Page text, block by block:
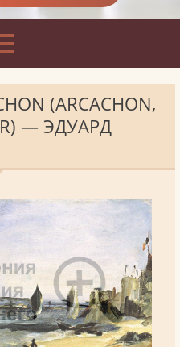
(ARCACHON,
— ЭДУАРД